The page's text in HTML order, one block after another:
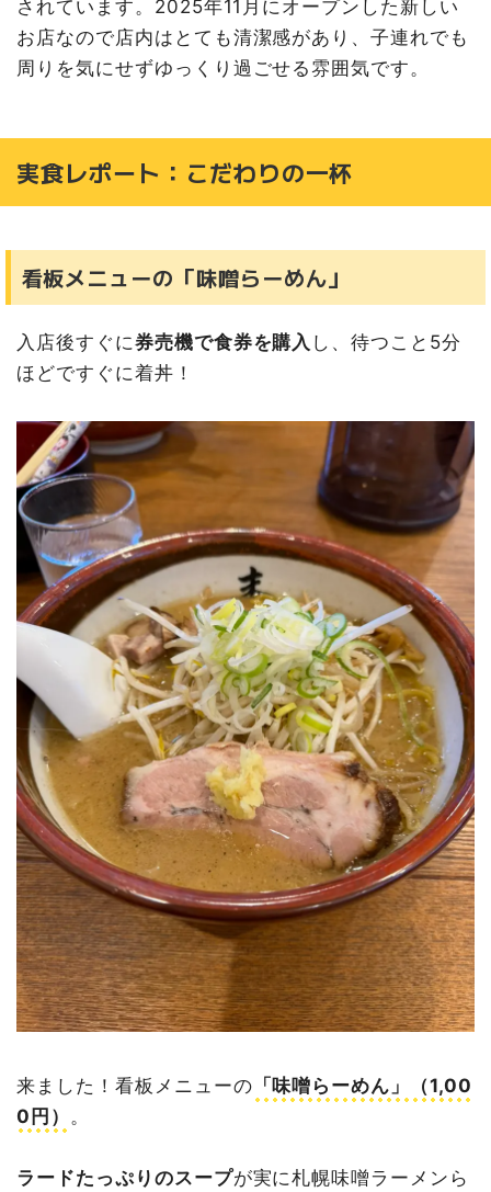
されています。 2025年11月にオープンした新しい
お店なので店内はとても清潔感があり、子連れでも
周りを気にせずゆっくり過ごせる雰囲気です。
実食レポート：こだわりの一杯
看板メニューの「味噌らーめん」
入店後すぐに券売機で食券を購入 し、待つこと5分
ほどですぐに着丼！
来ました！看板メニューの 「味噌らーめん」（1,00
0円）
。
ラードたっぷりのスープが実に札幌味噌ラーメンら